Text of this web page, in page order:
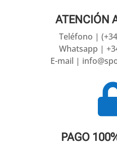
ATENCIÓN
Teléfono |
Whatsapp |
E-mail |
PAGO